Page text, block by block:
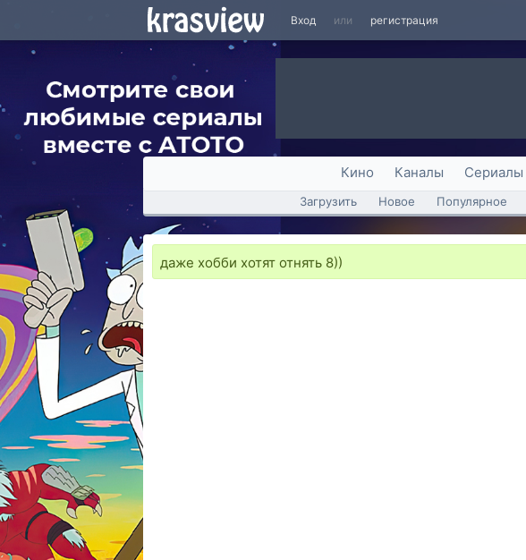
Вход или регистрация
Кино Каналы Сериалы
Загрузить Новое Популярное
даже хобби хотят отнять 8))